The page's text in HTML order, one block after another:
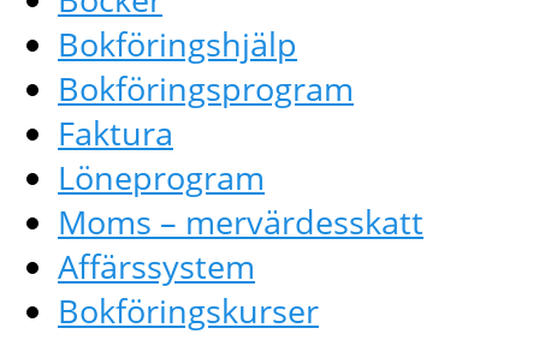
Bokföringshjälp
Bokföringsprogram
Faktura
Löneprogram
Moms – mervärdesskatt
Affärssystem
Bokföringskurser